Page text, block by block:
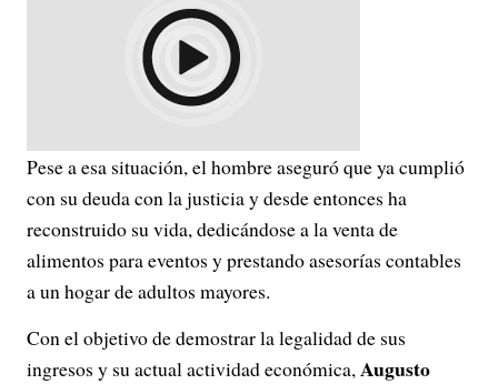
Pese a esa situación, el hombre aseguró que ya cumplió
con su deuda con la justicia y desde entonces ha
reconstruido su vida, dedicándose a la venta de
alimentos para eventos y prestando asesorías contables
a un hogar de adultos mayores.
Con el objetivo de demostrar la legalidad de sus
ingresos y su actual actividad económica,Augusto